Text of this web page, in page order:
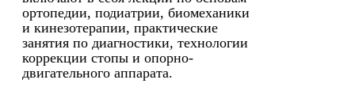
ортопедии, подиатрии, биомеханики
и кинезотерапии, практические
занятия по диагностики, технологии
коррекции стопы и опорно-
двигательного аппарата.